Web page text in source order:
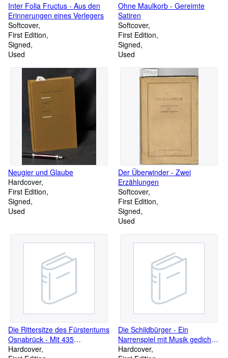
Inter Folia Fructus - Aus den
Erinnerungen eines Verlegers
Softcover
First Edition
Signed
Used
Ohne Maulkorb - Gereimte
Satiren
Softcover
First Edition
Signed
Used
Neugier und Glaube
Hardcover
First Edition
Signed
Used
Der Überwinder - Zwei
Erzählungen
Softcover
First Edition
Signed
Used
Die Rittersitze des Fürstentums
Osnabrück - Mit 435
Abbildungen
Hardcover
Die Schildbürger - Ein
Narrenspiel mit Musik gedichtet
von Werneck vertont von Hugo
Hardcover